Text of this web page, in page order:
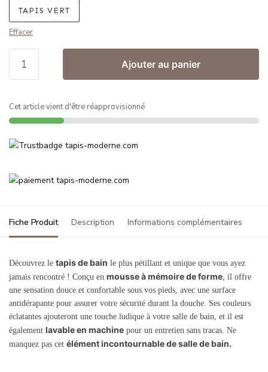
TAPIS VERT
Effacer
Ajouter au panier
Cet article vient d'être réapprovisionné
Fiche Produit Description Informations complémentaires
Découvrez le tapis de bain le plus pétillant et unique que vous ayez
jamais rencontré ! Conçu en mousse à mémoire de forme, il offre
une sensation douce et confortable sous vos pieds, avec une surface
antidérapante pour assurer votre sécurité durant la douche. Ses couleurs
éclatantes ajouteront une touche ludique à votre salle de bain, et il est
également lavable en machine pour un entretien sans tracas. Ne
manquez pas cet élément incontournable de salle de bain.